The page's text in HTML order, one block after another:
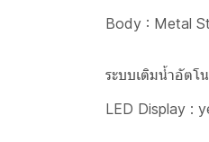
Body : Metal
ระบบเติมน้ำอัตโ
LED Display :